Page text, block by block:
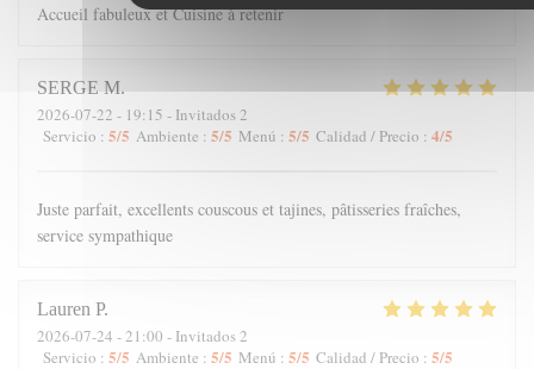
Accueil fabuleux et Cuisine à retenir
SERGE M
2026-07-22 - 19:15 - Invitados 2
Servicio : 5/5 Ambiente : 5/5 Menú : 5/5 Calidad / Precio : 4/5
Juste parfait, excellents couscous et tajines, pâtisseries fraîches,
service sympathique
Lauren P
2026-07-24 - 21:00 - Invitados 2
Servicio : 5/5 Ambiente : 5/5 Menú : 5/5 Calidad / Precio : 5/5